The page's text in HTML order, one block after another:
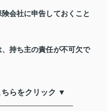
会社に申告しておくこと
持ち主の責任が不可欠で
らをクリック ▼